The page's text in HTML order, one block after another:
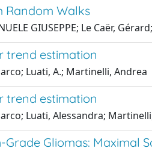
Random Walks
GIUSEPPE; Le Caër,
trend estimation
Luati, A.; Martinelli, Andrea
trend estimation
Luati, Alessandra;
Gliomas: Maximal